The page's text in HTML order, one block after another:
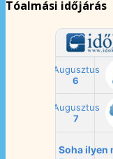
Tóalmási időjárás